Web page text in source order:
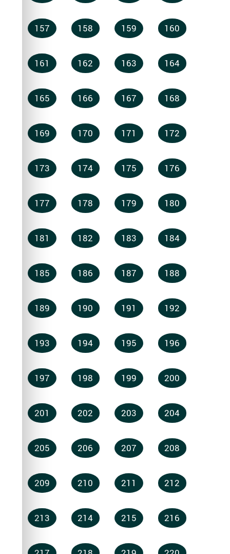
157 158 159 160
161 162 163 164
165 166 167 168
169 170 171 172
173 174 175 176
177 178 179 180
181 182 183 184
185 186 187 188
189 190 191 192
193 194 195 196
197 198 199 200
201 202 203 204
205 206 207 208
209 210 211 212
213 214 215 216